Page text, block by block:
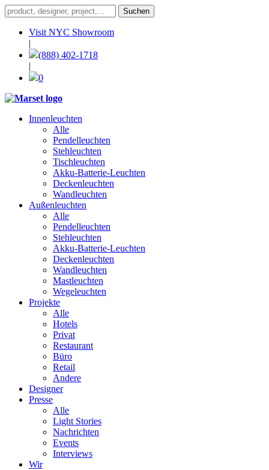
Visit NYC Showroom
|
(888) 402-1718
|
0
Innenleuchten
Alle
Pendelleuchten
Stehleuchten
Tischleuchten
Akku-Batterie-Leuchten
Deckenleuchten
Wandleuchten
Außenleuchten
Alle
Pendelleuchten
Stehleuchten
Akku-Batterie-Leuchten
Deckenleuchten
Wandleuchten
Mastleuchten
Wegeleuchten
Projekte
Alle
Hotels
Privat
Restaurant
Büro
Retail
Andere
Designer
Presse
Alle
Light Stories
Nachrichten
Events
Interviews
Wir